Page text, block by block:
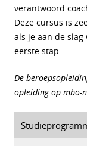
verantwoord
Deze cursus is
als je aan de
eerste stap.
De
opleiding op mbo-